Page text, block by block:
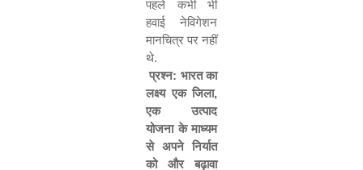
पहले
कभी
भी
हवाई
नेविगेशन
मानचित्र पर नहीं
थे.
प्रश्न: भारत का
लक्ष्य एक जिला,
एक
उत्पाद
योजना के माध्यम
से अपने निर्यात
को
और
बढ़ावा